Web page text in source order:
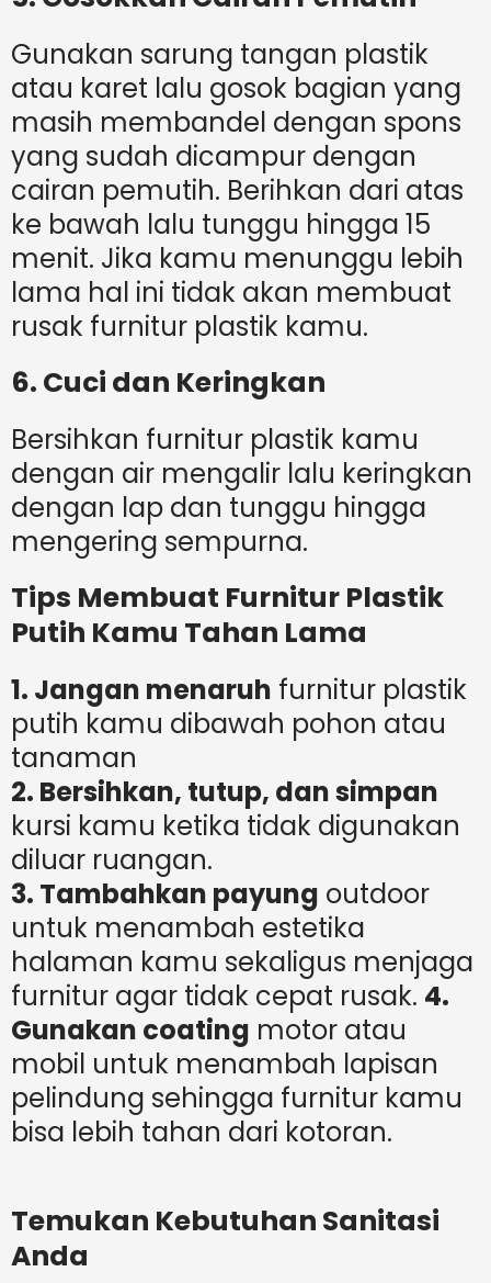
Gunakan sarung tangan plastik
atau karet lalu gosok bagian yang
masih membandel dengan spons
yang sudah dicampur dengan
cairan pemutih. Berihkan dari atas
ke bawah lalu tunggu hingga 15
menit. Jika kamu menunggu lebih
lama hal ini tidak akan membuat
rusak furnitur plastik kamu.
6. Cuci dan Keringkan
Bersihkan furnitur plastik kamu
dengan air mengalir lalu keringkan
dengan lap dan tunggu hingga
mengering sempurna.
Tips Membuat Furnitur Plastik
Putih Kamu Tahan Lama
1. Jangan menaruh furnitur plastik
putih kamu dibawah pohon atau
tanaman
2. Bersihkan, tutup, dan simpan
kursi kamu ketika tidak digunakan
diluar ruangan.
3. Tambahkan payung outdoor
untuk menambah estetika
halaman kamu sekaligus menjaga
furnitur agar tidak cepat rusak. 4.
Gunakan coating motor atau
mobil untuk menambah lapisan
pelindung sehingga furnitur kamu
bisa lebih tahan dari kotoran.
Temukan Kebutuhan Sanitasi
Anda